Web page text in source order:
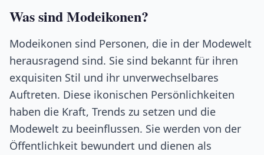
Was sind Modeikonen?
Modeikonen sind Personen, die in der Modewelt
herausragend sind. Sie sind bekannt für ihren
exquisiten Stil und ihr unverwechselbares
Auftreten. Diese ikonischen Persönlichkeiten
haben die Kraft, Trends zu setzen und die
Modewelt zu beeinflussen. Sie werden von der
Öffentlichkeit bewundert und dienen als